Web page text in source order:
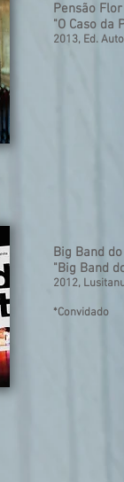
Pensão Flor
"O Caso da
2013, Ed.
Big Band
"Big Band
2012,
*Convidado